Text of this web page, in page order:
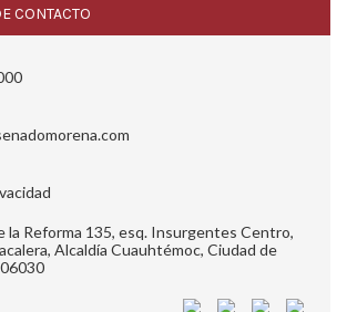
CONTACTO
la Reforma 135, esq. Insurgentes Centro,
Alcaldía Cuauhtémoc, Ciudad de